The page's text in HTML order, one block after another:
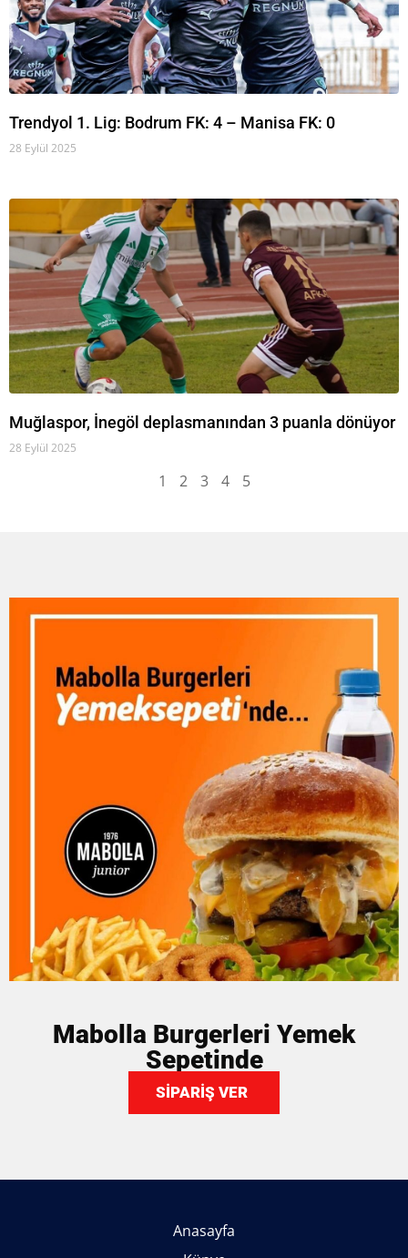
Trendyol 1. Lig: Bodrum FK: 4 – Manisa FK: 0
28 Eylül 2025
Muğlaspor, İnegöl deplasmanından 3 puanla dönüyor
28 Eylül 2025
1 2 3 4 5
Mabolla Burgerleri Yemek
Sepetinde
SİPARİŞ VER
Anasayfa